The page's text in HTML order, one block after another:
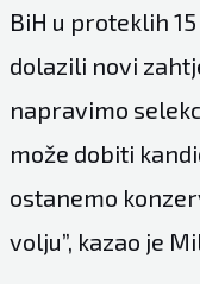
BiH u proteklih
dolazili novi
napravimo
može dobiti
ostanemo
volju”, kazao je